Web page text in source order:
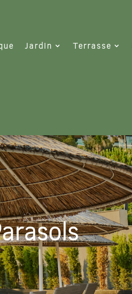
Jardin Terrasse